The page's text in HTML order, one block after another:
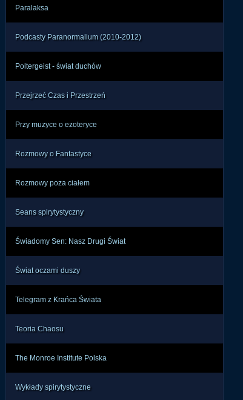
Paralaksa
Podcasty Paranormalium (2010-2012)
Poltergeist - świat duchów
Przejrzeć Czas i Przestrzeń
Przy muzyce o ezoteryce
Rozmowy o Fantastyce
Rozmowy poza ciałem
Seans spirytystyczny
Świadomy Sen: Nasz Drugi Świat
Świat oczami duszy
Telegram z Krańca Świata
Teoria Chaosu
The Monroe Institute Polska
Wykłady spirytystyczne